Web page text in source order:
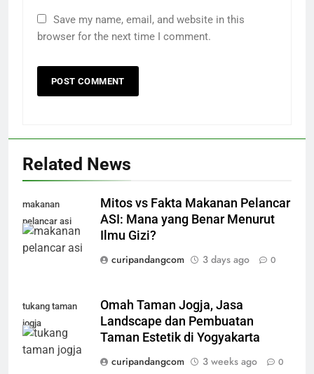
Save my name, email, and website in this
browser for the next time I comment.
Related News
makanan
pelancar asi
Mitos vs Fakta Makanan Pelancar
ASI: Mana yang Benar Menurut
Ilmu Gizi?
curipandangcom
3 days ago 0
tukang taman
jogja
Omah Taman Jogja, Jasa
Landscape dan Pembuatan
Taman Estetik di Yogyakarta
curipandangcom
3 weeks ago 0